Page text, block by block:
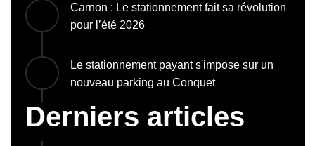
Carnon : Le stationnement fait sa révolution
pour l’été 2026
Le stationnement payant s'impose sur un
nouveau parking au Conquet
Derniers articles